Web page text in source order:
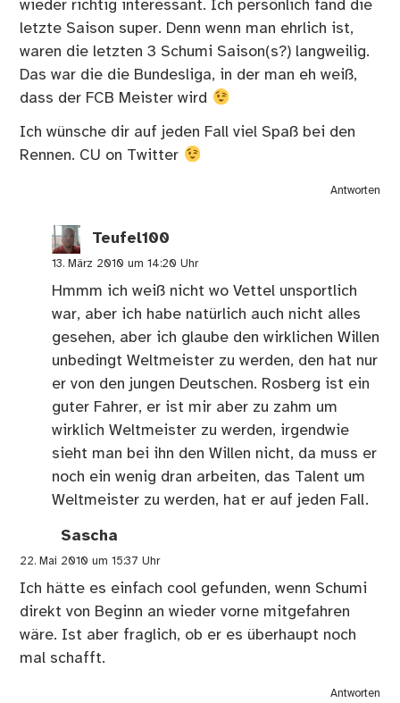
wieder richtig interessant. Ich persönlich fand die
letzte Saison super. Denn wenn man ehrlich ist,
waren die letzten 3 Schumi Saison(s?) langweilig.
Das war die die Bundesliga, in der man eh weiß,
dass der FCB Meister wird
Ich wünsche dir auf jeden Fall viel Spaß bei den
Rennen. CU on Twitter
Antworten
Teufel100
13. März 2010 um 14:20 Uhr
Hmmm ich weiß nicht wo Vettel unsportlich
war, aber ich habe natürlich auch nicht alles
gesehen, aber ich glaube den wirklichen Willen
unbedingt Weltmeister zu werden, den hat nur
er von den jungen Deutschen. Rosberg ist ein
guter Fahrer, er ist mir aber zu zahm um
wirklich Weltmeister zu werden, irgendwie
sieht man bei ihn den Willen nicht, da muss er
noch ein wenig dran arbeiten, das Talent um
Weltmeister zu werden, hat er auf jeden Fall.
Sascha
22. Mai 2010 um 15:37 Uhr
Ich hätte es einfach cool gefunden, wenn Schumi
direkt von Beginn an wieder vorne mitgefahren
wäre. Ist aber fraglich, ob er es überhaupt noch
mal schafft.
Antworten